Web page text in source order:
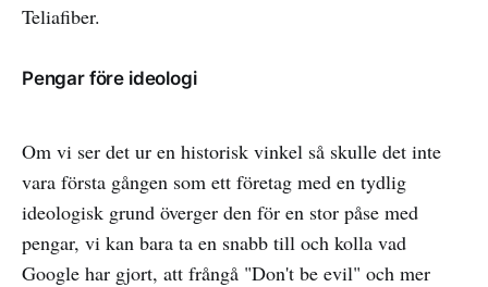
Teliafiber.
Pengar före ideologi
Om vi ser det ur en historisk vinkel så skulle det inte
vara första gången som ett företag med en tydlig
ideologisk grund överger den för en stor påse med
pengar, vi kan bara ta en snabb till och kolla vad
Google har gjort, att frångå "Don't be evil" och mer